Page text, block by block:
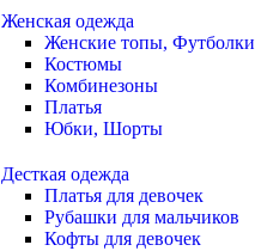
Женская одежда
Женские топы, Футболки
Костюмы
Комбинезоны
Платья
Юбки, Шорты
Десткая одежда
Платья для девочек
Рубашки для мальчиков
Кофты для девочек